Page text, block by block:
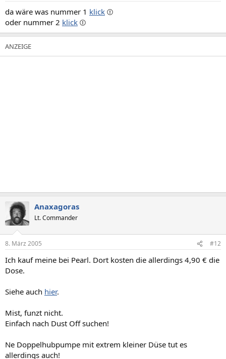
da wäre was nummer 1 klick
oder nummer 2 klick
Anaxagoras
Lt. Commander
8. März 2005 #12
Ich kauf meine bei Pearl. Dort kosten die allerdings 4,90 € die
Dose.
Siehe auch hier.
Mist, funzt nicht.
Einfach nach Dust Off suchen!
Ne Doppelhubpumpe mit extrem kleiner Düse tut es
allerdings auch!